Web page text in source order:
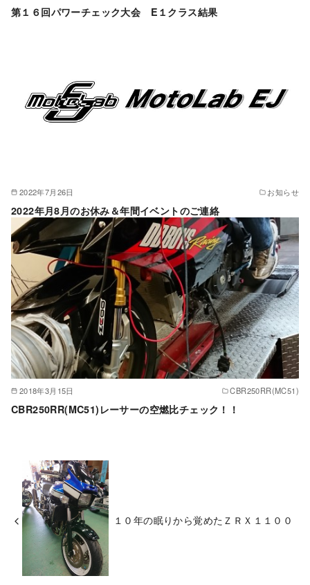
第１６回パワーチェック大会 E１クラス結果
2022年7月26日 お知らせ
2022年月8月のお休み＆年間イベントのご連絡
2018年3月15日 CBR250RR(MC51)
CBR250RR(MC51)レーサーの空燃比チェック！！
１０年の眠りから覚めたＺＲＸ１１００